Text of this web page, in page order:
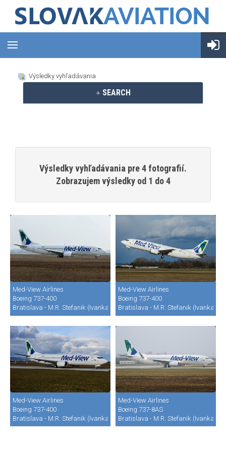
Výsledky vyhľadávania
SEARCH
Výsledky vyhľadávania pre 4 fotografií.
Zobrazujem výsledky od 1 do 4
Med-View Airlines
Boeing 737-400
Bratislava - M.R. Stefanik (Ivanka) (BTS / LZIB)
Med-View Airlines
Boeing 737-400
Bratislava - M.R. Stefanik (Ivanka)
Med-View Airlines
Boeing 737-400
Bratislava - M.R. Stefanik (Ivanka) (BTS / LZIB)
Med-View Airlines
Boeing 737-8AS
Bratislava - M.R. Stefanik (Ivanka)